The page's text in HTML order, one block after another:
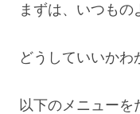
まずは、いつもの
どうしていいかわ
以下のメニューを